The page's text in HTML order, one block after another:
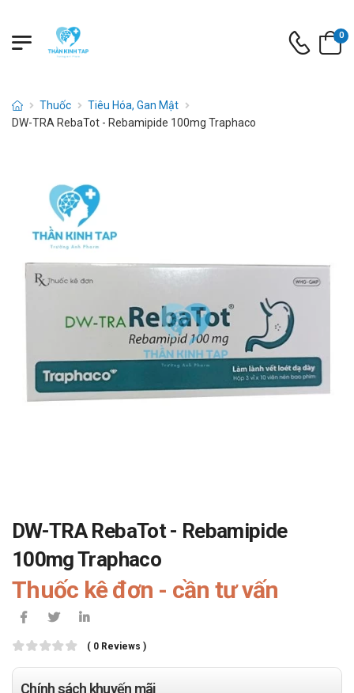
0
Thuốc
Tiêu Hóa, Gan Mật
DW-TRA RebaTot - Rebamipide 100mg Traphaco
DW-TRA RebaTot - Rebamipide
100mg Traphaco
Thuốc kê đơn - cần tư vấn
( 0 Reviews )
Chính sách khuyến mãi